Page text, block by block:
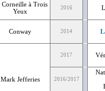
Corneille à Trois
Yeux
2016
Conway 2014
Mark Jefferies
2017
2016/2017